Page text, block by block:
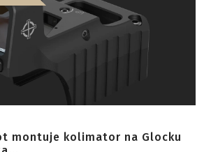
montuje kolimator na Glocku